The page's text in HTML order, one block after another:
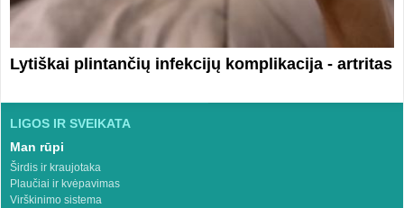
Lytiškai plintančių infekcijų komplikacija - artritas
LIGOS IR SVEIKATA
Man rūpi
Širdis ir kraujotaka
Plaučiai ir kvėpavimas
Virškinimo sistema